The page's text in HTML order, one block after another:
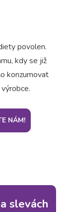
povolen.
kdy se již
konzumovat
NÁM!
slevách